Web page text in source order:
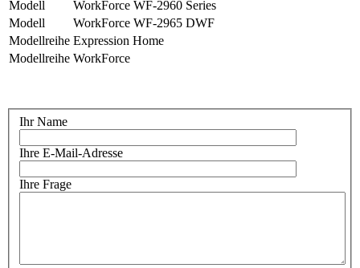
Modell
WorkForce WF-2960 Series
Modell
WorkForce WF-2965 DWF
Modellreihe Expression Home
Modellreihe WorkForce
Ihr Name
Ihre E-Mail-Adresse
Ihre Frage